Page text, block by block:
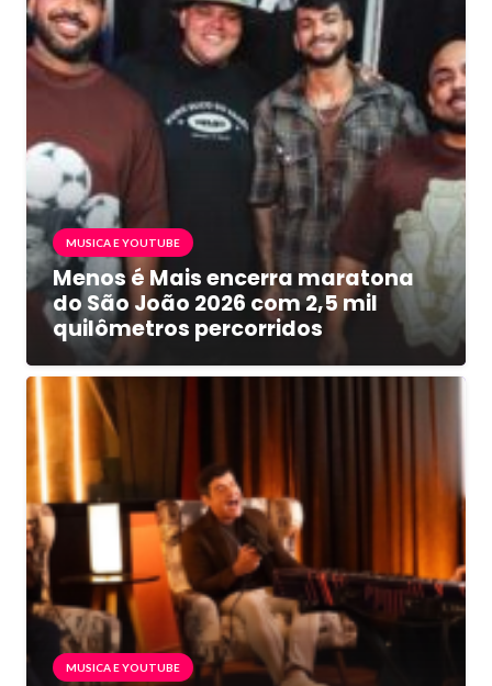
MUSICA E YOUTUBE
Menos é Mais encerra maratona
do São João 2026 com 2,5 mil
quilômetros percorridos
MUSICA E YOUTUBE